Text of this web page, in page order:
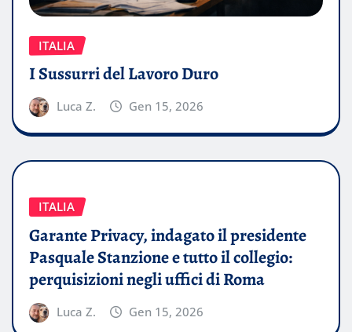
ITALIA
I Sussurri del Lavoro Duro
Luca Z. Gen 15, 2026
ITALIA
Garante Privacy, indagato il presidente
Pasquale Stanzione e tutto il collegio:
perquisizioni negli uffici di Roma
Luca Z. Gen 15, 2026